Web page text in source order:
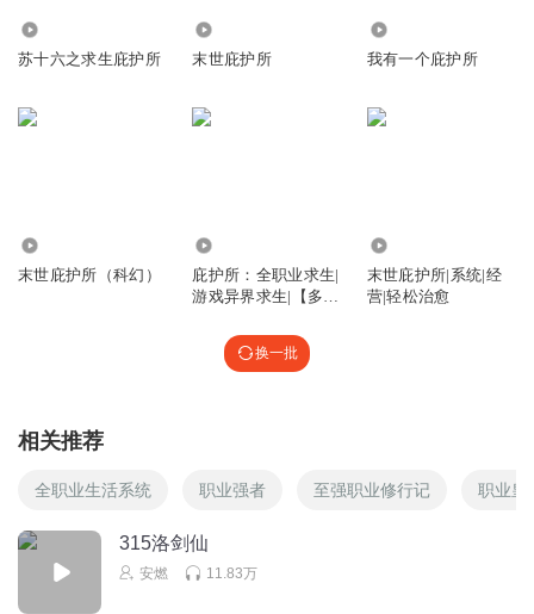
苏十六之求生庇护所 末世庇护所 我有一个庇护所
末世庇护所（科幻）
庇护所：全职业求生|
游戏异界求生|【多
末世庇护所|系统|经
营|轻松治愈
换一批
相关推荐
全职业生活系统 职业强者 至强职业修行记 职业皇
315洛剑仙
安燃 11.83万